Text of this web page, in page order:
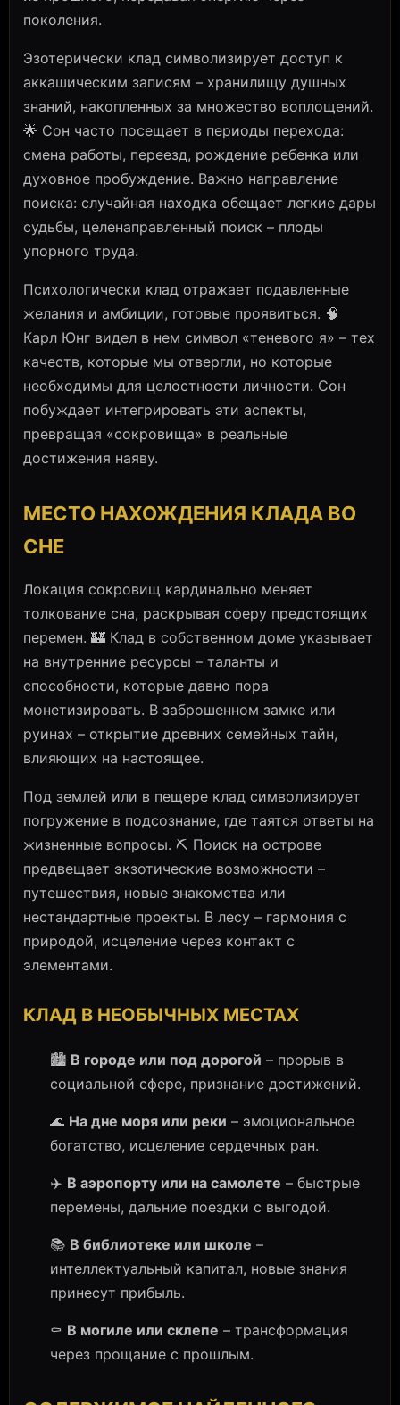
поколения.
Эзотерически клад символизирует доступ к
аккашическим записям – хранилищу душных
знаний, накопленных за множество воплощений.
🌟 Сон часто посещает в периоды перехода:
смена работы, переезд, рождение ребенка или
духовное пробуждение. Важно направление
поиска: случайная находка обещает легкие дары
судьбы, целенаправленный поиск – плоды
упорного труда.
Психологически клад отражает подавленные
желания и амбиции, готовые проявиться. 🧠
Карл Юнг видел в нем символ «теневого я» – тех
качеств, которые мы отвергли, но которые
необходимы для целостности личности. Сон
побуждает интегрировать эти аспекты,
превращая «сокровища» в реальные
достижения наяву.
МЕСТО НАХОЖДЕНИЯ КЛАДА ВО
СНЕ
Локация сокровищ кардинально меняет
толкование сна, раскрывая сферу предстоящих
перемен. 🏰 Клад в собственном доме указывает
на внутренние ресурсы – таланты и
способности, которые давно пора
монетизировать. В заброшенном замке или
руинах – открытие древних семейных тайн,
влияющих на настоящее.
Под землей или в пещере клад символизирует
погружение в подсознание, где таятся ответы на
жизненные вопросы. ⛏️ Поиск на острове
предвещает экзотические возможности –
путешествия, новые знакомства или
нестандартные проекты. В лесу – гармония с
природой, исцеление через контакт с
элементами.
КЛАД В НЕОБЫЧНЫХ МЕСТАХ
🏙️ В городе или под дорогой – прорыв в
социальной сфере, признание достижений.
🌊 На дне моря или реки – эмоциональное
богатство, исцеление сердечных ран.
✈️ В аэропорту или на самолете – быстрые
перемены, дальние поездки с выгодой.
📚 В библиотеке или школе –
интеллектуальный капитал, новые знания
принесут прибыль.
⚰️ В могиле или склепе – трансформация
через прощание с прошлым.